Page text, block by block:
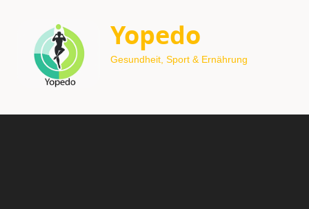
Yopedo
Gesundheit, Sport & Ernährung